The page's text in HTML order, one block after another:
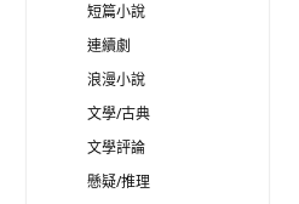
短篇小說
連續劇
浪漫小說
文學/古典
文學評論
懸疑/推理